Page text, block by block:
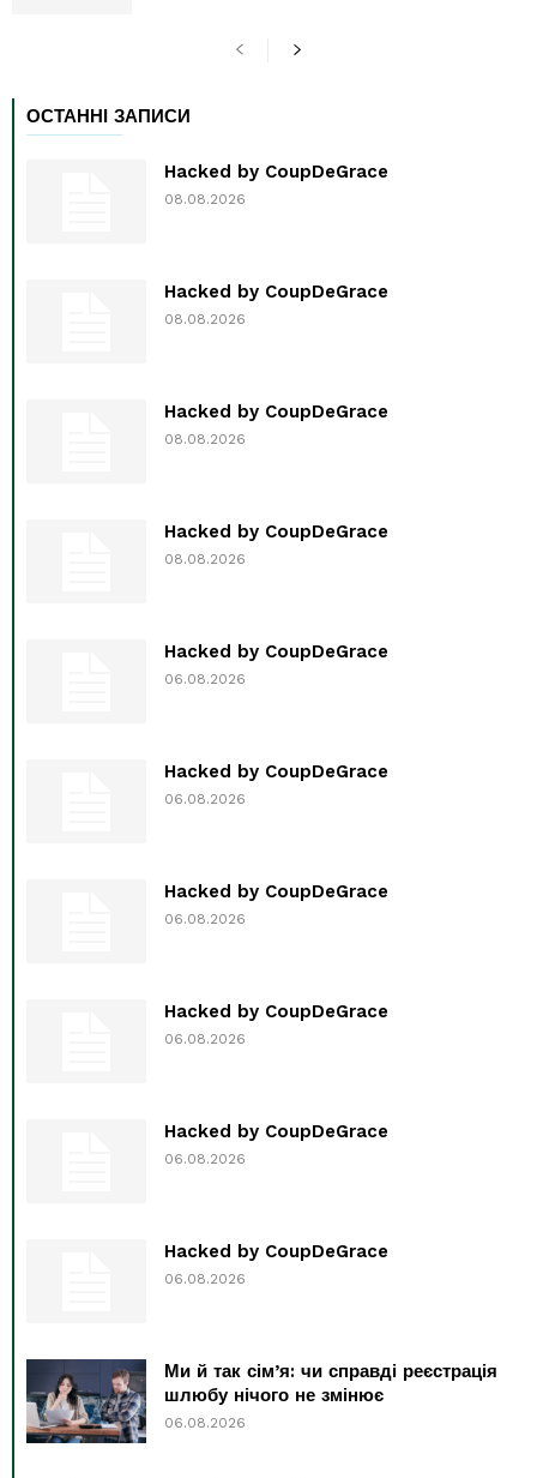
ОСТАННІ ЗАПИСИ
Hacked by CoupDeGrace
08.08.2026
Hacked by CoupDeGrace
08.08.2026
Hacked by CoupDeGrace
08.08.2026
Hacked by CoupDeGrace
08.08.2026
Hacked by CoupDeGrace
06.08.2026
Hacked by CoupDeGrace
06.08.2026
Hacked by CoupDeGrace
06.08.2026
Hacked by CoupDeGrace
06.08.2026
Hacked by CoupDeGrace
06.08.2026
Hacked by CoupDeGrace
06.08.2026
Ми й так сім’я: чи справді реєстрація
шлюбу нічого не змінює
06.08.2026